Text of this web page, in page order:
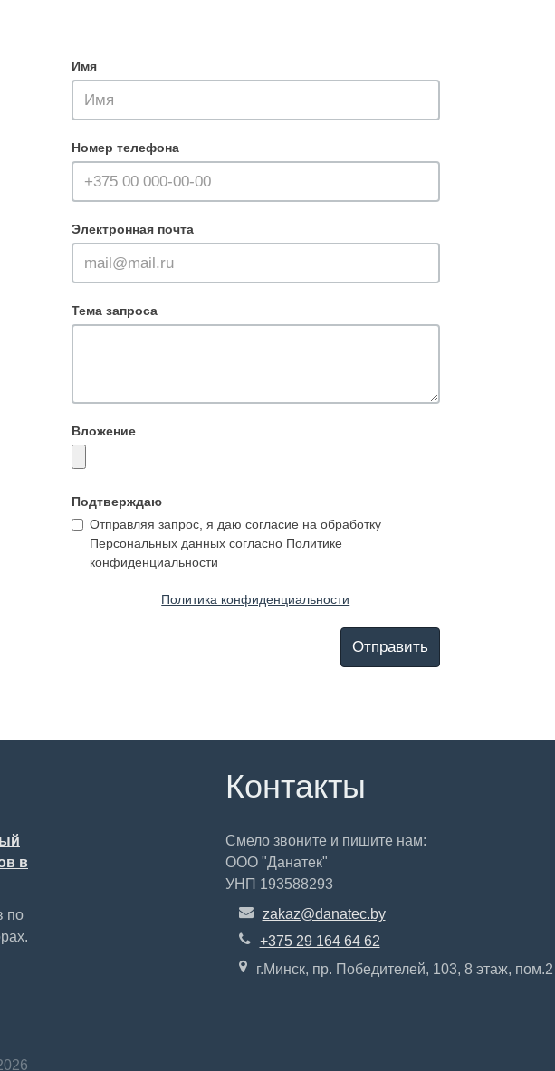
Имя
Номер телефона
Электронная почта
Тема запроса
Вложение
Подтверждаю
Отправляя запрос, я даю согласие на обработку
Персональных данных согласно Политике
конфиденциальности
Политика конфиденциальности
Отправить
в
по
Контакты
Смело звоните и пишите нам:
ООО "Данатек"
УНП 193588293
zakaz@danatec.by
+375 29 164 64 62
г.Минск, пр. Победителей, 103, 8 этаж, пом.2